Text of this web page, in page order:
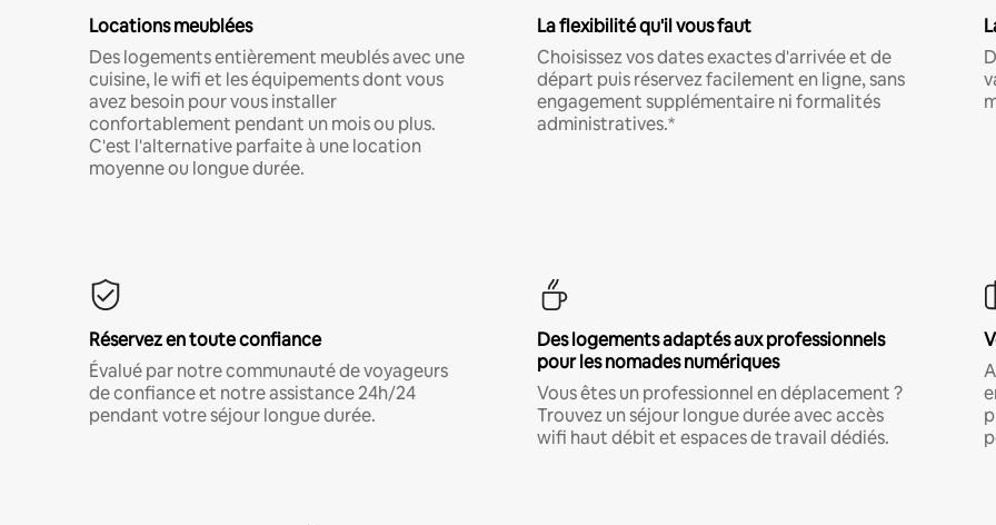
Locations meublées
Des logements entièrement meublés avec une
cuisine, le wifi et les équipements dont vous
avez besoin pour vous installer
confortablement pendant un mois ou plus.
C'est l'alternative parfaite à une location
moyenne ou longue durée.
La flexibilité qu'il vous faut
Choisissez vos dates exactes d'arrivée et de
départ puis réservez facilement en ligne, sans
engagement supplémentaire ni formalités
administratives.*
Réservez en toute confiance
Évalué par notre communauté de voyageurs
de confiance et notre assistance 24h/24
pendant votre séjour longue durée.
Des logements adaptés aux professionnels
pour les nomades numériques
Vous êtes un professionnel en déplacement ?
Trouvez un séjour longue durée avec accès
wifi haut débit et espaces de travail dédiés.